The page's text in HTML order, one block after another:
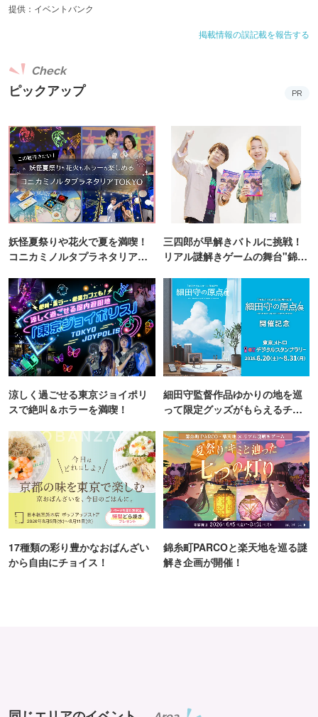
提供：イベントバンク
掲載情報の誤記載を報告する
ピックアップ
Check
PR
妖怪夏祭りや花火で夏を満喫！
コニカミノルタプラネタリア
三四郎が早解きバトルに挑戦！
リアル謎解きゲームの舞台"錦糸
涼しく過ごせる東京ジョイポリ
スで絶叫＆ホラーを満喫！
細田守監督作品ゆかりの地を巡
って限定グッズがもらえるチャ
17種類の彩り豊かなおばんざい
から自由にチョイス！
錦糸町PARCOと楽天地を巡る謎
解き企画が開催！